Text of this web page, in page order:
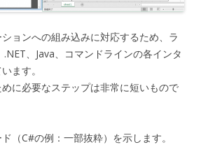
ョンへの組み込みに対応するため、ラ
、Java、コマンドラインの各インタ
ます。
に必要なステップは非常に短いもので
（C#の例：一部抜粋）を示します。